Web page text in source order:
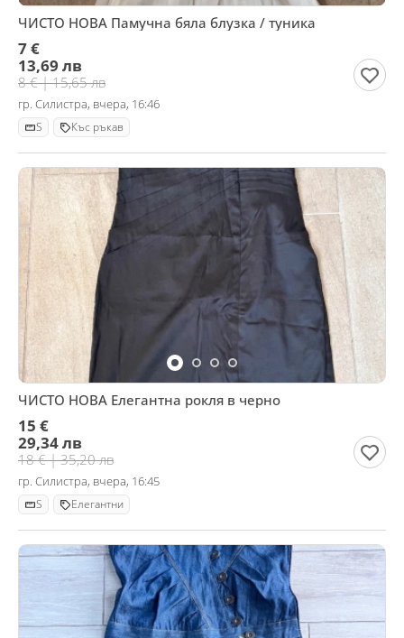
ЧИСТО НОВА Памучна бяла блузка / туника
7 €
13,69 лв
8 € | 15,65 лв
гр. Силистра, вчера, 16:46
S Къс ръкав
ЧИСТО НОВА Елегантна рокля в черно
15 €
29,34 лв
18 € | 35,20 лв
гр. Силистра, вчера, 16:45
S Елегантни